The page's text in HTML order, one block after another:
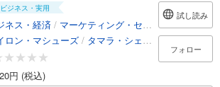
ビジネス・実用
ネス・経済 / マーケティング・セールス
ロン・マシューズ / タマラ・シェンク /株式会社富
円 (税込)
試し読み
フォロー